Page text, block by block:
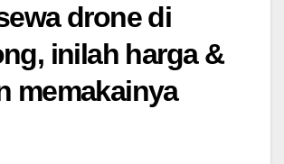
drone di
inilah harga &
memakainya